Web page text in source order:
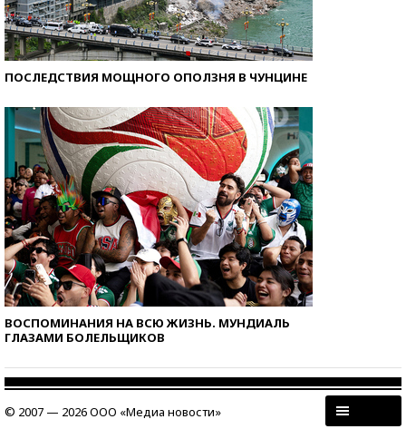
ПОСЛЕДСТВИЯ МОЩНОГО ОПОЛЗНЯ В ЧУНЦИНЕ
ВОСПОМИНАНИЯ НА ВСЮ ЖИЗНЬ. МУНДИАЛЬ
ГЛАЗАМИ БОЛЕЛЬЩИКОВ
© 2007 — 2026 ООО «Медиа новости»